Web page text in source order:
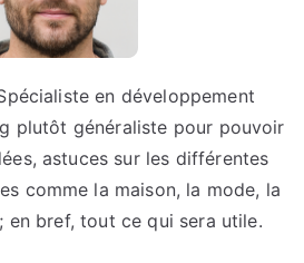
en développement
plutôt généraliste pour pouvoir
astuces sur les différentes
comme la maison, la mode, la
en bref, tout ce qui sera utile.